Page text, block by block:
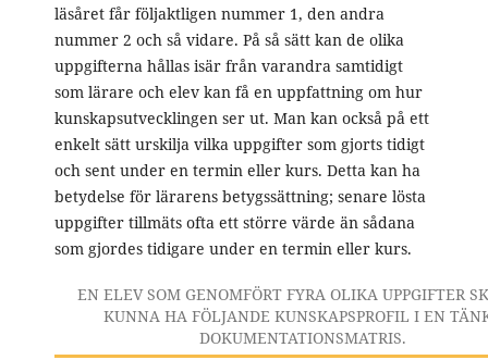
läsåret får följaktligen nummer 1, den andra
nummer 2 och så vidare. På så sätt kan de olika
uppgifterna hållas isär från varandra samtidigt
som lärare och elev kan få en uppfattning om hur
kunskapsutvecklingen ser ut. Man kan också på ett
enkelt sätt urskilja vilka uppgifter som gjorts tidigt
och sent under en termin eller kurs. Detta kan ha
betydelse för lärarens betygssättning; senare lösta
uppgifter tillmäts ofta ett större värde än sådana
som gjordes tidigare under en termin eller kurs.
EN ELEV SOM GENOMFÖRT FYRA OLIKA UPPGIFTER
KUNNA HA FÖLJANDE KUNSKAPSPROFIL I EN
DOKUMENTATIONSMATRIS.